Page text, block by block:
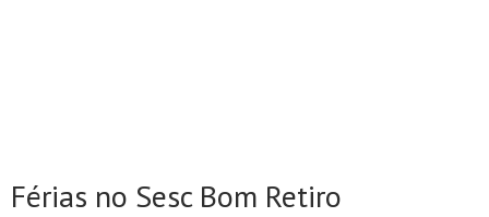
Férias no Sesc Bom Retiro